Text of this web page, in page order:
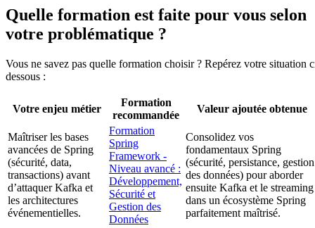
Quelle formation est faite pour vous selon
votre problématique ?
Vous ne savez pas quelle formation choisir ? Repérez votre situation
dessous :
Votre enjeu métier
Formation
recommandée
Valeur ajoutée obtenue
Maîtriser les bases
avancées de Spring
(sécurité, data,
transactions) avant
d’attaquer Kafka et
les architectures
événementielles.
Formation
Spring
Framework -
Niveau avancé :
Développement,
Sécurité et
Gestion des
Données
Consolidez vos
fondamentaux Spring
(sécurité, persistance, gestion
des données) pour aborder
ensuite Kafka et le streaming
dans un écosystème Spring
parfaitement maîtrisé.